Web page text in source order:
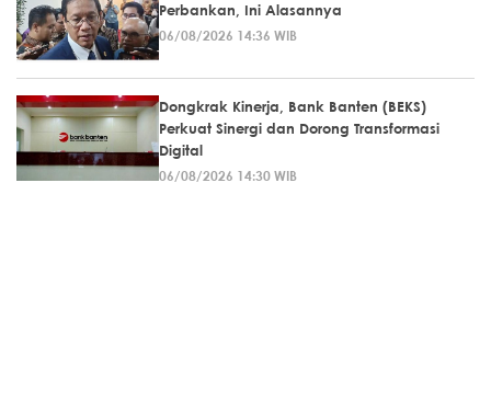
Perbankan, Ini Alasannya
06/08/2026 14:36 WIB
Dongkrak Kinerja, Bank Banten (BEKS)
Perkuat Sinergi dan Dorong Transformasi
Digital
06/08/2026 14:30 WIB